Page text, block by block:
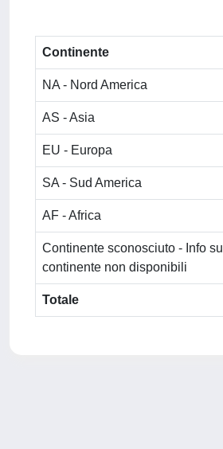
Continente
NA - Nord America
AS - Asia
EU - Europa
SA - Sud America
AF - Africa
Continente sconosciuto - Info sul
continente non disponibili
Totale